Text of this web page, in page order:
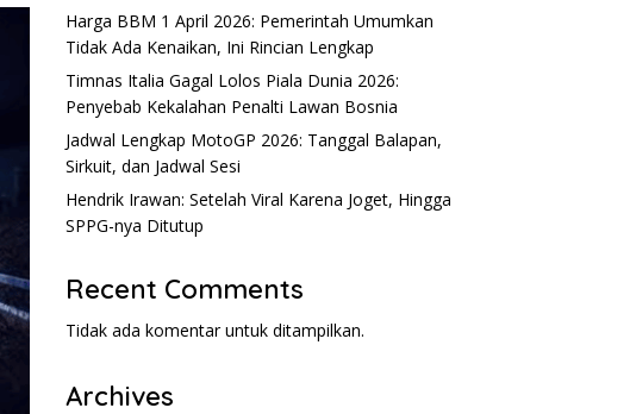
Harga BBM 1 April 2026: Pemerintah Umumkan
Tidak Ada Kenaikan, Ini Rincian Lengkap
Timnas Italia Gagal Lolos Piala Dunia 2026:
Penyebab Kekalahan Penalti Lawan Bosnia
Jadwal Lengkap MotoGP 2026: Tanggal Balapan,
Sirkuit, dan Jadwal Sesi
Hendrik Irawan: Setelah Viral Karena Joget, Hingga
SPPG-nya Ditutup
Recent Comments
Tidak ada komentar untuk ditampilkan.
Archives